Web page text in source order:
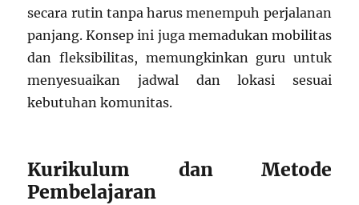
secara rutin tanpa harus menempuh perjalanan
panjang. Konsep ini juga memadukan mobilitas
dan fleksibilitas, memungkinkan guru untuk
menyesuaikan jadwal dan lokasi sesuai
kebutuhan komunitas.
Kurikulum dan Metode
Pembelajaran